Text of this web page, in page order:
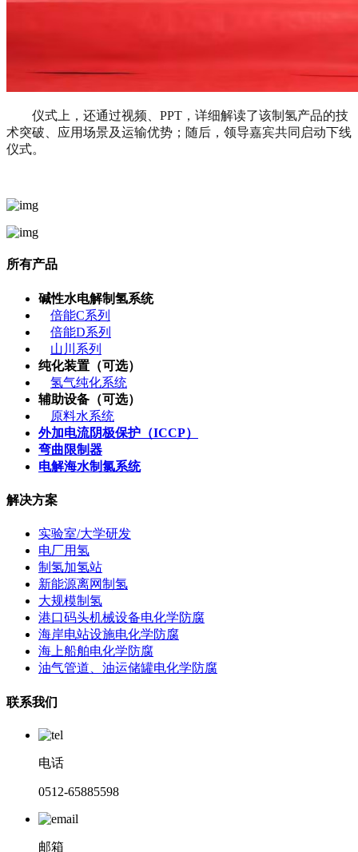
仪式上，还通过视频、PPT，详细解读了该制氢产品的技
术突破、应用场景及运输优势；随后，领导嘉宾共同启动下线
仪式。
所有产品
碱性水电解制氢系统
倍能C系列
倍能D系列
山川系列
纯化装置（可选）
氢气纯化系统
辅助设备（可选）
原料水系统
外加电流阴极保护（ICCP）
弯曲限制器
电解海水制氯系统
解决方案
实验室/大学研发
电厂用氢
制氢加氢站
新能源离网制氢
大规模制氢
港口码头机械设备电化学防腐
海岸电站设施电化学防腐
海上船舶电化学防腐
油气管道、油运储罐电化学防腐
联系我们
电话
0512-65885598
邮箱